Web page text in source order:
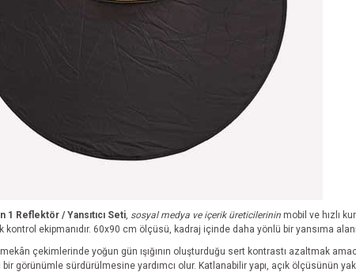
1 Reflektör / Yansıtıcı Seti sosyal medya ve içerik üreticilerinin mobil ve hızlı
kontrol ekipmanıdır. 60x90 cm ölçüsü, kadraj içinde daha yönlü bir yansıma
çekimlerinde yoğun gün ışığının oluşturduğu sert kontrastı azaltmak
görünümle sürdürülmesine yardımcı olur. Katlanabilir yapı, açık ölçüsünün